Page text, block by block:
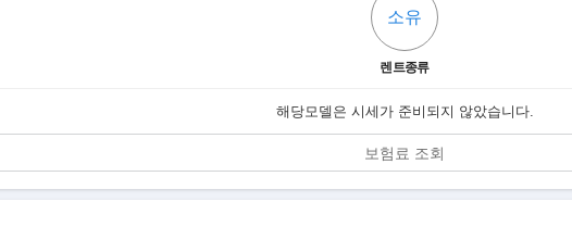
렌트종류
소유
해당모델은 시세가 준비되지 않았습니다.
보험료 조회